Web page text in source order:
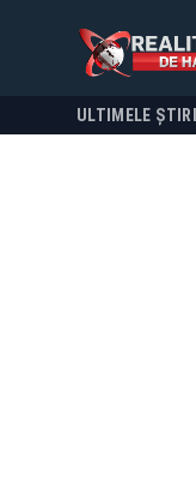
ULTIMELE ȘTIRI